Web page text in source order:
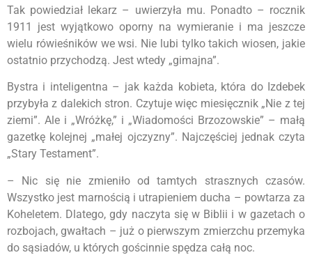
Tak powiedział lekarz – uwierzyła mu. Ponadto – rocznik
1911 jest wyjątkowo oporny na wymieranie i ma jeszcze
wielu rówieśników we wsi. Nie lubi tylko takich wiosen, jakie
ostatnio przychodzą. Jest wtedy „gimajna”.
Bystra i inteligentna – jak każda kobieta, która do Izdebek
przybyła z dalekich stron. Czytuje więc miesięcznik „Nie z tej
ziemi”. Ale i „Wróżkę,” i „Wiadomości Brzozowskie” – małą
gazetkę kolejnej „małej ojczyzny”. Najczęściej jednak czyta
„Stary Testament”.
– Nic się nie zmieniło od tamtych strasznych czasów.
Wszystko jest marnością i utrapieniem ducha – powtarza za
Koheletem. Dlatego, gdy naczyta się w Biblii i w gazetach o
rozbojach, gwałtach – już o pierwszym zmierzchu przemyka
do sąsiadów, u których gościnnie spędza całą noc.